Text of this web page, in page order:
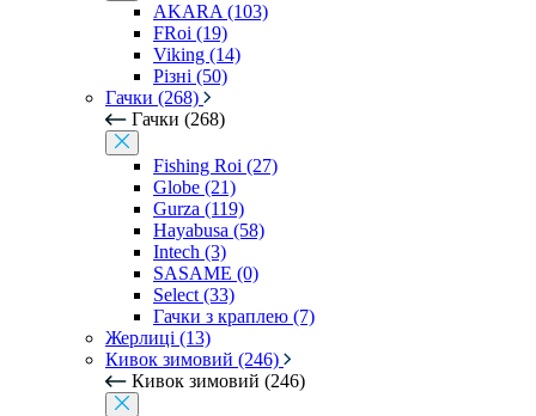
AKARA (103)
FRoi (19)
Viking (14)
Різні (50)
Гачки (268)
Гачки (268)
Fishing Roi (27)
Globe (21)
Gurza (119)
Hayabusa (58)
Intech (3)
SASAME (0)
Select (33)
Гачки з краплею (7)
Жерлиці (13)
Кивок зимовий (246)
Кивок зимовий (246)